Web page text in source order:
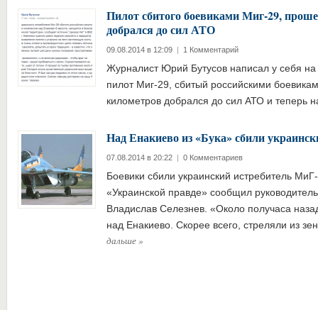
Пилот сбитого боевиками Миг-29,
добрался до сил АТО
09.08.2014 в 12:09 | 1 Комментарий
Журналист Юрий Бутусов написал у себя на
пилот Миг-29, сбитый российскими
километров добрался до сил АТО и теперь
Над Енакиево из «Бука» сбили
07.08.2014 в 20:22 | 0 Комментариев
Боевики сбили украинский истребитель
«Украинской правде» сообщил
Владислав Селезнев. «Около получаса
над Енакиево. Скорее всего, стреляли из
дальше»